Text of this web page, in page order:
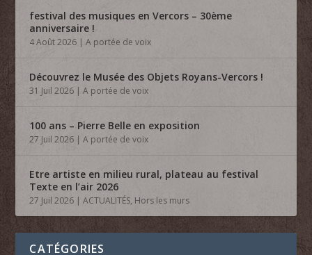
festival des musiques en Vercors – 30ème
anniversaire !
4 Août 2026 |A portée de voix
Découvrez le Musée des Objets Royans-Vercors !
31 Juil 2026 |A portée de voix
100 ans – Pierre Belle en exposition
27 Juil 2026 |A portée de voix
Etre artiste en milieu rural, plateau au festival
Texte en l’air 2026
27 Juil 2026 |ACTUALITÉS, Hors les murs
CATÉGORIES